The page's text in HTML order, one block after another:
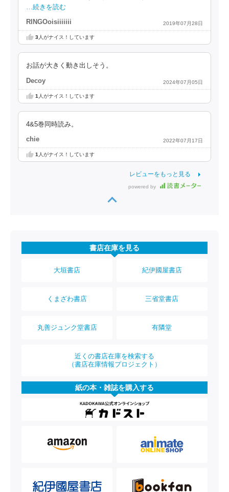
…続きを読む
RINGOoisiiiiiii 2019年07月28日
3人がナイス！しています
お話が大きく動き出しそう。
Decoy 2024年07月05日
1 人がナイス！しています
4&5巻同時読み。
chie 2022年07月17日
1人がナイス！しています
レビューをもっと見る
powered by
書店在庫を見る
大垣書店 紀伊國屋書店
くまざわ書店 三省堂書店
丸善ジュンク堂書店 有隣堂
近くの書店在庫を検索する
（書店在庫情報プロジェクト）
紙の本・雑誌を購入する